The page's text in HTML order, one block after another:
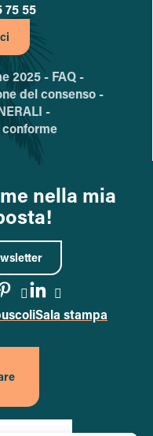
75 55
2025 - FAQ -
del consenso -
-
nella mia
Facebook
Instagram
pagina TikTok
alla pagina
Accedi alla
Sala stampa